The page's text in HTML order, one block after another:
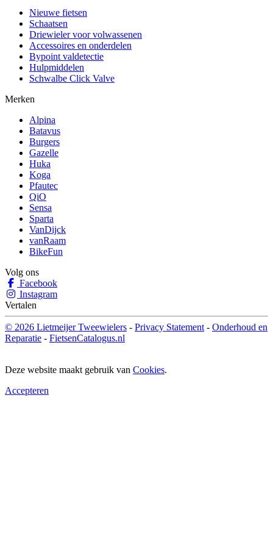
Nieuwe fietsen
Schaatsen
Driewieler voor volwassenen
Accessoires en onderdelen
Bypoint valdetectie
Hulpmiddelen
Schwalbe Click Valve
Merken
Alpina
Batavus
Burgers
Gazelle
Huka
Koga
Pfautec
QiO
Sensa
Sparta
VanDijck
vanRaam
BikeFun
Volg ons
Facebook
Instagram
Vertalen
© 2026 Lietmeijer Tweewielers - Privacy Statement - Onderhoud en
Reparatie - FietsenCatalogus.nl
Deze website maakt gebruik van Cookies.
Accepteren